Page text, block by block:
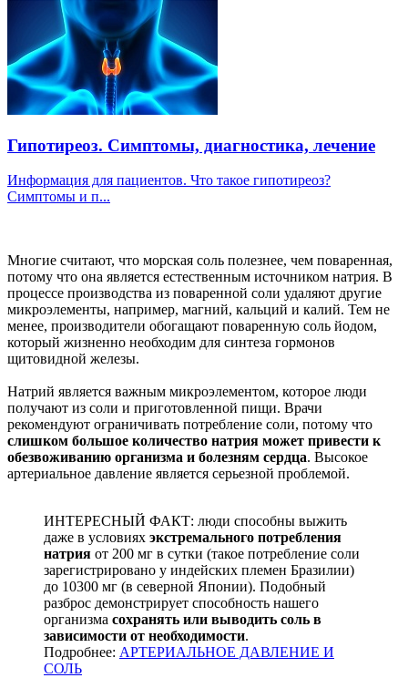
Гипотиреоз. Симптомы, диагностика, лечение
Информация для пациентов. Что такое гипотиреоз?
Симптомы и п...
Многие считают, что морская соль полезнее, чем поваренная,
потому что она является естественным источником натрия. В
процессе производства из поваренной соли удаляют другие
микроэлементы, например, магний, кальций и калий. Тем не
менее, производители обогащают поваренную соль йодом,
который жизненно необходим для синтеза гормонов
щитовидной железы.
Натрий является важным микроэлементом, которое люди
получают из соли и приготовленной пищи. Врачи
рекомендуют ограничивать потребление соли, потому что
слишком большое количество натрия может привести к
обезвоживанию организма и болезням сердца. Высокое
артериальное давление является серьезной проблемой.
ИНТЕРЕСНЫЙ ФАКТ: люди способны выжить
даже в условиях экстремального потребления
натрия от 200 мг в сутки (такое потребление соли
зарегистрировано у индейских племен Бразилии)
до 10300 мг (в северной Японии). Подобный
разброс демонстрирует способность нашего
организма сохранять или выводить соль в
зависимости от необходимости.
Подробнее: АРТЕРИАЛЬНОЕ ДАВЛЕНИЕ И
СОЛЬ